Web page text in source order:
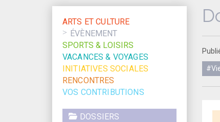
ARTS ET CULTURE
ÉVÈNEMENT
SPORTS & LOISIRS
VACANCES & VOYAGES
INITIATIVES SOCIALES
RENCONTRES
VOS CONTRIBUTIONS
DOSSIERS